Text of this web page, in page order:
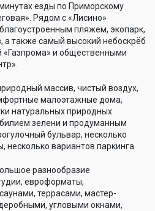
езды по Приморскому
Рядом с «Лисино»
пляжем, экопарк,
а также самый высокий небоскрёб
«Газпрома» и общественными
массив, чистый воздух,
малоэтажные дома,
натуральных природных
зелени и продуманным
бульвар, несколько
вариантов паркинга.
разнообразие
евроформаты,
террасами, мастер-
угловыми окнами,